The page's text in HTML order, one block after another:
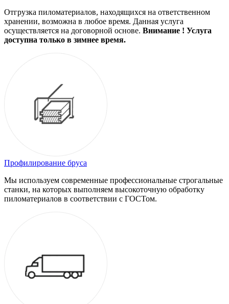
Отгрузка пиломатериалов, находящихся на ответственном
хранении, возможна в любое время. Данная услуга
осуществляется на договорной основе. Внимание ! Услуга
доступна только в зимнее время.
Профилирование бруса
Мы используем современные профессиональные строгальные
станки, на которых выполняем высокоточную обработку
пиломатериалов в соответствии с ГОСТом.